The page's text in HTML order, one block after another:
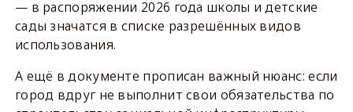
— в распоряжении 2026 года школы и детские
сады значатся в списке разрешённых видов
использования.
А ещё в документе прописан важный нюанс: если
город вдруг не выполнит свои обязательства по